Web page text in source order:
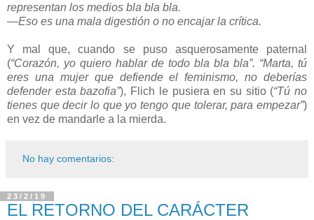
representan los medios bla bla bla.
—Eso es una mala digestión o no encajar la crítica.
Y mal que, cuando se puso asquerosamente paternal
(“Corazón, yo quiero hablar de todo bla bla bla”. “Marta, tú
eres una mujer que defiende el feminismo, no deberías
defender esta bazofia”), Flich le pusiera en su sitio (“Tú no
tienes que decir lo que yo tengo que tolerar, para empezar”)
en vez de mandarle a la mierda.
No hay comentarios:
23/2/19
EL RETORNO DEL CARÁCTER